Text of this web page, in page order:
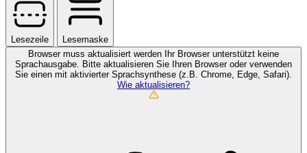
Lesezeile
Lesemaske
Browser muss aktualisiert werden Ihr Browser unterstützt keine
Sprachausgabe. Bitte aktualisieren Sie Ihren Browser oder verwenden
Sie einen mit aktivierter Sprachsynthese (z.B. Chrome, Edge, Safari).
Wie aktualisieren?